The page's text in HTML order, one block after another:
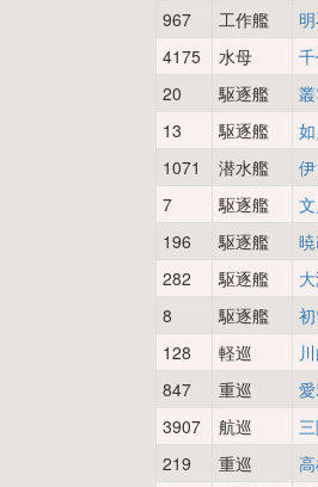
967
工作艦
4175
水母
20
駆逐艦
13
駆逐艦
1071
潜水艦
7
駆逐艦
196
駆逐艦
282
駆逐艦
8
駆逐艦
128
軽巡
847
重巡
3907
航巡
219
重巡